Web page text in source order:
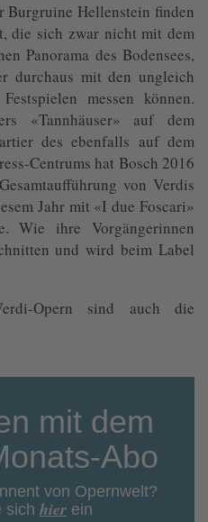
Burgruine Hellenstein finden
die sich zwar nicht mit dem
Panorama des Bodensees,
durchaus mit den ungleich
messen können.
«Tannhäuser» auf dem
des ebenfalls auf dem
Centrums hat Bosch 2016
von Verdis
Jahr mit «I due Foscari»
Wie ihre Vorgängerinnen
und wird beim Label
Opern sind auch die
mit dem
Abo
von Opernwelt?
sich hier ein